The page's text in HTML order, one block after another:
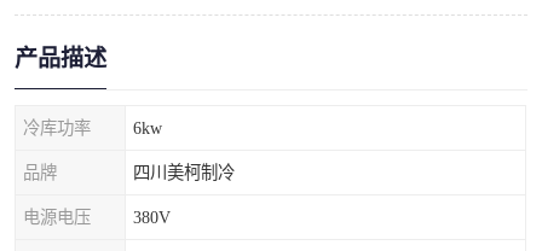
产品描述
冷库功率 6kw
品牌 四川美柯制冷
电源电压 380V